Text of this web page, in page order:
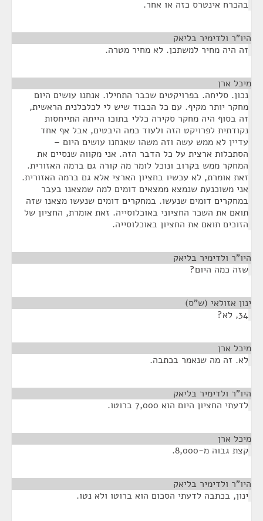
בהכרח אינטרס כזה או אחר.
היו"ר ולדימיר בליאק
זה היה מחיר למשתכן. לא מחיר מטרה.
מיכל ארן
נכון. סליחה. בפרויקטים שכבר התחילו. אנחנו עושים היום
מחקר יותר מקיף. עם כל הכבוד שיש לי לכלכלנית הראשית,
זה בסוף היה מחקר סקירה כללי בתוכו הייתה התייחסות
נקודתית לפרויקט הזה ולעוד כמה היבטים, אבל אף אחד
עדיין לא ממש עשה וזה משהו שאנחנו עושים היום –
הסתכלות ארצית על כל הדבר הזה. אני מקווה שנסיים את
המחקר ממש בקרוב ונוכל לומר מה קורה גם ברמה האזורית.
זאת אומרת, לא עכשיו בחציון הארצי אלא גם ברמה האזורית.
אני משוכנעת שנמצא ממצאים דומים למה שמצאנו בעבר
במחקרים דומים שנעשו. במחקרים דומים שנעשו מצאנו שזה
תואם את השכר החציוני באוכלוסייה. זאת אומרת, החציון של
הזוכים תואם את החציון באוכלוסייה.
היו"ר ולדימיר בליאק
שזה כמה היום?
ינון אזולאי (ש"ס)
34, לא?
מיכל ארן
לא. זה מה שנאמר בכתבה.
היו"ר ולדימיר בליאק
לדעתי החציון היום הוא 7,000 ברוטו.
מיכל ארן
קצת גבוה מ-8,000.
היו"ר ולדימיר בליאק
ינון, בכתבה לדעתי הסכום הוא ברוטו ולא נטו.